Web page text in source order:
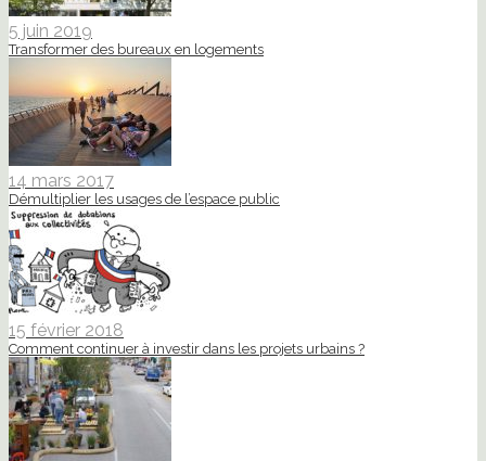
5 juin 2019
Transformer des bureaux en logements
14 mars 2017
Démultiplier les usages de l’espace public
15 février 2018
Comment continuer à investir dans les projets urbains ?